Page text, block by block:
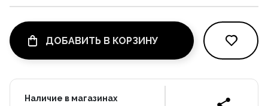
ДОБАВИТЬ В КОРЗИНУ
Наличие в магазинах